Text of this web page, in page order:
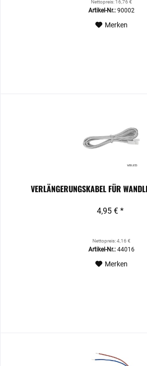
Nettopreis: 16,76 €
Artikel-Nr.:90002
Merken
VERLÄNGERUNGSKABEL FÜR
4,95 € *
Nettopreis: 4,16 €
Artikel-Nr.:44016
Merken